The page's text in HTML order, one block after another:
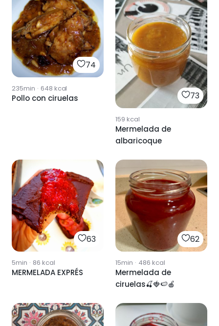
74
235min · 648 kcal
Pollo con ciruelas 73
159 kcal
Mermelada de
albaricoque
63
5min · 86 kcal
MERMELADA EXPRÉS
62
15min · 486 kcal
Mermelada de
ciruelas🍒🍓🍉🍎